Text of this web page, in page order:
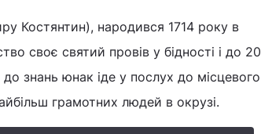
Костянтин), народився 1714 року в
своє святий провів у бідності і до 20
до знань юнак іде у послух до місцевого
грамотних людей в окрузі.